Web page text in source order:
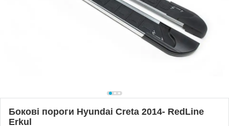
Бокові пороги Hyundai Creta 2014- RedLine
Erkul